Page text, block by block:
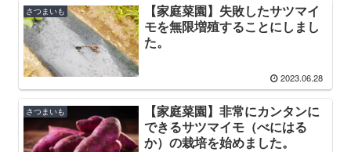
さつまいも
【家庭菜園】失敗したサツマイ
モを無限増殖することにしまし
た。
2023.06.28
さつまいも
【家庭菜園】非常にカンタンに
できるサツマイモ（べにはる
か）の栽培を始めました。